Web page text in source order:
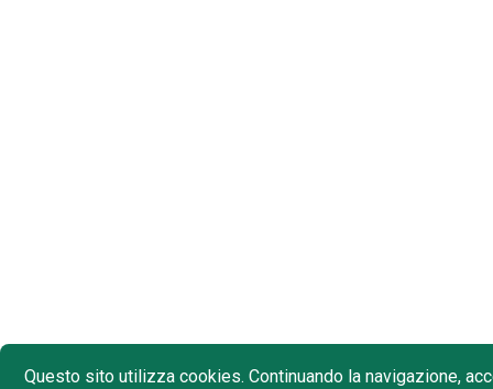
Questo sito utilizza cookies. Continuando la navigazione,